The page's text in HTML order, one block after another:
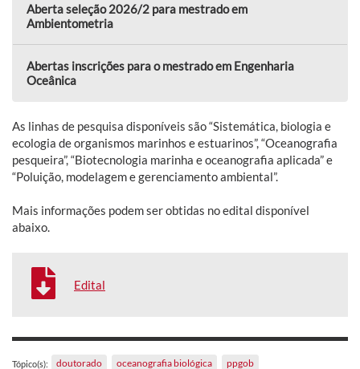
Aberta seleção 2026/2 para mestrado em
Ambientometria
Abertas inscrições para o mestrado em Engenharia
Oceânica
As linhas de pesquisa disponíveis são “Sistemática, biologia e
ecologia de organismos marinhos e estuarinos”, “Oceanografia
pesqueira”, “Biotecnologia marinha e oceanografia aplicada” e
“Poluição, modelagem e gerenciamento ambiental”.
Mais informações podem ser obtidas no edital disponível
abaixo.
Edital
Tópico(s): doutorado oceanografia biológica ppgob